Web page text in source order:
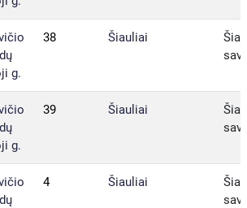
g.
38 Šiauliai
sav.
g.
39 Šiauliai
sav.
4 Šiauliai
sav.